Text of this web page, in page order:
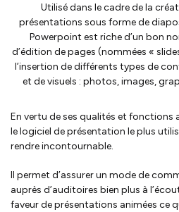
Utilisé dans le cadre de la
présentations sous forme de
Powerpoint est riche d’un bon
d’édition de pages (nommées «
l’insertion de différents types de
et de visuels : photos, images,
En vertu de ses qualités et fonctions
le logiciel de présentation le plus
rendre incontournable.
Il permet d’assurer un mode de
auprès d’auditoires bien plus à
faveur de présentations animées ce